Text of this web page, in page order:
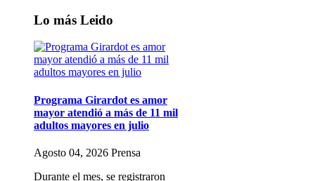
Lo más Leido
Programa Girardot es amor
mayor atendió a más de 11 mil
adultos mayores en julio
Agosto 04, 2026 Prensa
Durante el mes, se registraron